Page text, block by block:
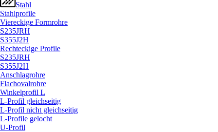
Stahl
Stahlprofile
Viereckige Formrohre
S235JRH
S355J2H
Rechteckige Profile
S235JRH
S355J2H
Anschlagrohre
Flachovalrohre
Winkelprofil L
L-Profil gleichseitig
L-Profil nicht gleichseitig
L-Profile gelocht
U-Profil